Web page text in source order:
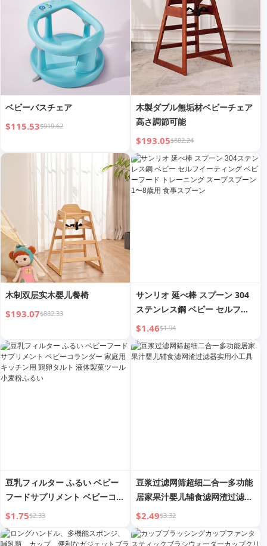
ベビーバスチェア
$115.53$919.62
木製ダブル無垢材ベビーチェア
高さ調節可能
$193.05$882.24
木制双层实木婴儿餐椅
$193.07$882.33
サンリオ 延べ棒 スプーン 304
ステンレス鋼 ベビー セルフイ
ーティング ベビーフード トレ
ーニング スープスプーン 1〜8
歳用 食事スプーン
$1.46$1.94
豆乳フィルター ふるい ベビー
フードサプリメント ベビーコラ
ンダー 家庭用 キッチン用 鶏卵
タルト 液体製菓ツール 小麦粉
ふるい
$1.75$2.33
豆浆过滤网筛超细二合一多功能
居家果汁婴儿辅食滤网渣过滤器
实用小工具
$2.49$3.32